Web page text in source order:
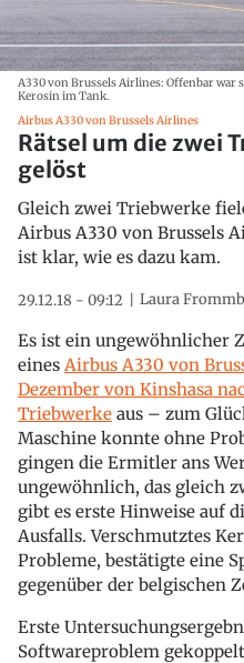
A330 von Brussels Airlines: Offenbar war
Kerosin im Tank.
Airbus A330 von Brussels Airlines
Rätsel um die zwei
gelöst
Gleich zwei Triebwerke
Airbus A330 von Brussels
ist klar, wie es dazu kam.
29.12.18 - 09:12 Laura
Es ist ein ungewöhnlicher
eines Airbus A330 von
Dezember von Kinshasa
Triebwerke aus – zum
Maschine konnte ohne
gingen die Ermitler ans
ungewöhnlich, das gleich
gibt es erste Hinweise auf
Ausfalls. Verschmutztes
Probleme, bestätigte eine
gegenüber der belgischen
Erste
Softwareproblem